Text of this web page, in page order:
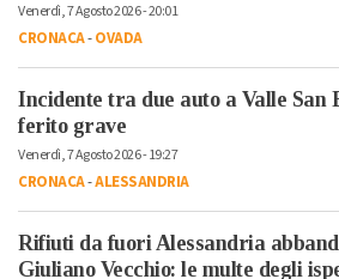
Venerdì, 7 Agosto 2026 - 20:01
CRONACA-OVADA
Incidente tra due auto a Valle San
ferito grave
Venerdì, 7 Agosto 2026 - 19:27
CRONACA-ALESSANDRIA
Rifiuti da fuori Alessandria
Giuliano Vecchio: le multe degli